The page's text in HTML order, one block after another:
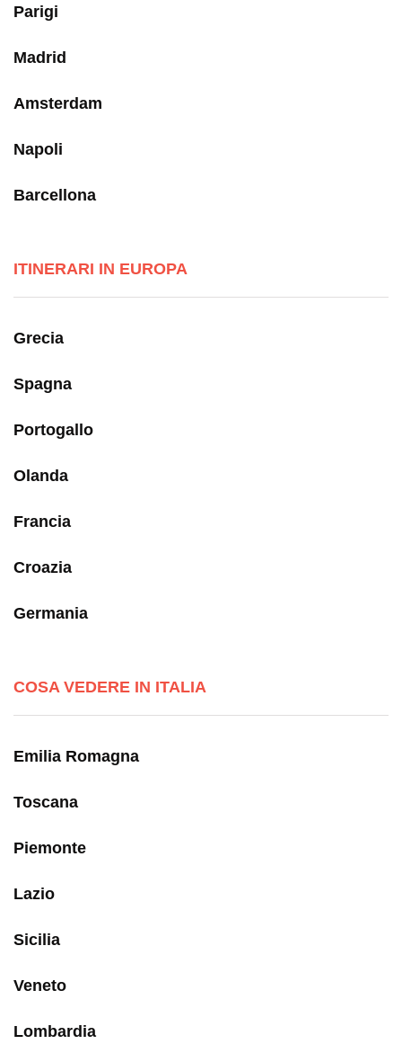
Parigi
Madrid
Amsterdam
Napoli
Barcellona
ITINERARI IN EUROPA
Grecia
Spagna
Portogallo
Olanda
Francia
Croazia
Germania
COSA VEDERE IN ITALIA
Emilia Romagna
Toscana
Piemonte
Lazio
Sicilia
Veneto
Lombardia